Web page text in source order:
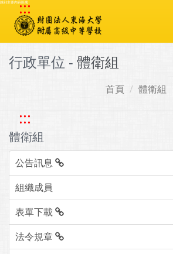
跳到主要內容區塊
:::
行政單位 - 體衛組
首頁 體衛組
:::
體衛組
公告訊息
組織成員
表單下載
法令規章